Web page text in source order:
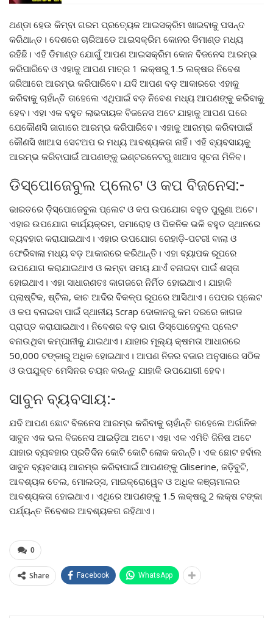
ଥଣ୍ଡା ହେଉ କିମ୍ବା ଗରମ ପ୍ରତ୍ୟେକ ଆଇସକ୍ରିମ ଖାଇବାକୁ ପସନ୍ଦ
କରିଥାନ୍ତ। ଦେଶରେ ଚାରିଆଡେ ଆଇସକ୍ରିମ କୋନର ଡିମାଣ୍ଡ ମଧ୍ୟ
ରହିଛି। ଏହି ଡିମାଣ୍ଡ ଯୋଗୁଁ ଆପଣ ଆଇସକ୍ରିମ କୋନ ବିଜନେସ ଆରମ୍ଭ
କରିପାରିବେ ଓ ଏହାକୁ ଆପଣ ମାତ୍ର 1 ଲକ୍ଷରୁ 1.5 ଲକ୍ଷର ନିବେଶ
ଜରିଆରେ ଆରମ୍ଭ କରିପାରିବେ। ଯଦି ଆପଣ ବଡ଼ ଆକାରରେ ଏହାକୁ
କରିବାକୁ ଚାହାଁନ୍ତି ତାହେଲେ ଏଥିପାଇଁ ବଡ଼ ନିବେଶ ମଧ୍ୟ ଆପଣଙ୍କୁ କରିବାକୁ
ହେବ। ଏହା ଏକ ବହୁତ ଲାଭଦାୟକ ବିଜନେସ ଅଟେ ଯାହାକୁ ଆପଣ ଘରେ
ଯେକୌଣସି ଜାଗାରେ ଆରମ୍ଭ କରିପାରିବେ। ଏହାକୁ ଆରମ୍ଭ କରିବାପାଇଁ
କୌଣସି ଖାଆସ ସେଟଅପ ର ମଧ୍ୟ ଆବଶ୍ୟକତା ନାହିଁ। ଏହି ବ୍ୟବସାୟକୁ
ଆରମ୍ଭ କରିବାପାଇଁ ଆପଣଙ୍କୁ ଇଣ୍ଟରନେଟରୁ ଖାଆସ ସୂଚନା ମିଳିବ।
ଡିସ୍ପୋଜେବୁଲ ପ୍ଲେଟ ଓ କପ ବିଜନେସ:-
ଭାରତରେ ଡ଼ିସ୍ପୋଜେବୁଲ ପ୍ଲେଟ ଓ କପ ଉପଯୋଗ ବହୁତ ପୁରୁଣା ଅଟେ।
ଏହାର ଉପଯୋଗ କାର୍ଯ୍ୟକ୍ରମ, ସମାରୋହ ଓ ପିକନିକ ଭଳି ବହୁତ ସ୍ଥାନରେ
ବ୍ୟବହାର କରାଯାଇଥାଏ। ଏହାର ଉପଯୋଗ ରେହାଡ଼ି-ପଟରୀ ବାଲା ଓ
ଫେରିବାଲା ମଧ୍ୟ ବଡ଼ ଆକାରରେ କରିଥାନ୍ତି। ଏହା ବ୍ୟାପକ ରୂପରେ
ଉପଯୋଗ କରାଯାଇଥାଏ ଓ ଲମ୍ବା ସମୟ ଯାଏଁ ବନାଇବା ପାଇଁ ଶସ୍ତା
ହୋଇଥାଏ। ଏହା ସାଧାରଣତଃ କାଗଜରେ ନିର୍ମିତ ହୋଇଥାଏ। ଯାହାକି
ପ୍ଲାଷ୍ଟିକ, ଷ୍ଟିଲ, କାଚ ଆଦିର ବିକଳ୍ପ ରୂପରେ ଆସିଥାଏ। ପେପର ପ୍ଲେଟ
ଓ କପ ବନାଇବା ପାଇଁ ସ୍ଥାନୀୟ Scrap ଦୋକାନରୁ କମ ଦରରେ କାଗଜ
ପ୍ରାପ୍ତ କରାଯାଇଥାଏ। ନିବେଶର ବଡ଼ ଭାଗ ଡିସ୍ପୋଜେବୁଲ ପ୍ଲେଟ
ବନାଉଥିବା କମ୍ପାନୀକୁ ଯାଇଥାଏ। ଯାହାର ମୂଲ୍ୟ କ୍ଷମତା ଆଧାରରେ
50,000 ଟଙ୍କାରୁ ଅଧିକ ହୋଇଥାଏ। ଆପଣ ନିଜର ବଜାର ଅନୁସାରେ ସଠିକ
ଓ ଉପଯୁକ୍ତ ମେସିନର ଚୟନ କରନ୍ତୁ ଯାହାକି ଉପଯୋଗୀ ହେବ।
ସାବୁନ ବ୍ୟବସାୟ:-
ଯଦି ଆପଣ ଛୋଟ ବିଜନେସ ଆରମ୍ଭ କରିବାକୁ ଚାହାଁନ୍ତି ତାହେଲେ ଅର୍ଗାନିକ
ସାବୁନ ଏକ ଭଲ ବିଜନେସ ଆଇଡ଼ିଆ ଅଟେ। ଏହା ଏକ ଏମିତି ଜିନିଷ ଅଟେ
ଯାହାର ବ୍ୟବହାର ପ୍ରତିଦିନ କୋଟି କୋଟି ଲୋକ କରନ୍ତି। ଏକ ଛୋଟ ହର୍ବାଲ
ସାବୁନ ବ୍ୟବସାୟ ଆରମ୍ଭ କରିବାପାଇଁ ଆପଣଙ୍କୁ Gliserine, ଜଡ଼ିବୁଟି,
ଆବଶ୍ୟକ ତେଲ, ମୋଲଡ୍ସ, ମାଇକ୍ରୋୱେବ ଓ ଅଧିକ କଞ୍ଚାମାଲର
ଆବଶ୍ୟକତା ହୋଇଥାଏ। ଏଥିରେ ଆପଣଙ୍କୁ 1.5 ଲକ୍ଷରୁ 2 ଲକ୍ଷ ଟଙ୍କା
ପର୍ଯ୍ୟନ୍ତ ନିବେଶର ଆବଶ୍ୟକତା ରହିଥାଏ।
0
Share Facebook WhatsApp